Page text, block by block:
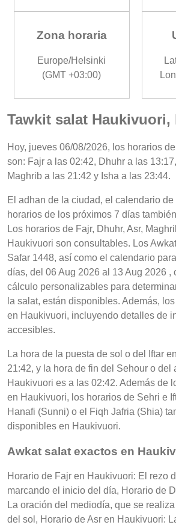
Zona horaria
Europe/Helsinki
(GMT +03:00)
Tawkit salat Haukivuori,
Hoy, jueves 06/08/2026, los horarios
son: Fajr a las 02:42, Dhuhr a las
Maghrib a las 21:42 y Isha a las 23:44.
El adhan de la ciudad, el calendario
horarios de los próximos 7 días
Los horarios de Fajr, Dhuhr, Asr,
Haukivuori son consultables. Los
Safar 1448, así como el calendario
días, del 06 Aug 2026 al 13 Aug 2026 ,
cálculo personalizables para
la salat, están disponibles. Además,
en Haukivuori, incluyendo detalles de
accesibles.
La hora de la puesta de sol o del Iftar
21:42, y la hora de fin del Sehour o del
Haukivuori es a las 02:42. Además de
en Haukivuori, los horarios de Sehri e
Hanafi (Sunni) o el Fiqh Jafria (Shia)
disponibles en Haukivuori.
Awkat salat exactos en
Horario de Fajr en Haukivuori: El rezo
marcando el inicio del día, Horario de
La oración del mediodía, que se
del sol, Horario de Asr en Haukivuori: